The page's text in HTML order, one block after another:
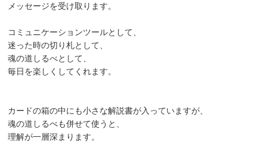
メッセージを受け取ります。
コミュニケーションツールとして、
迷った時の切り札として、
魂の道しるべとして、
毎日を楽しくしてくれます。
カードの箱の中にも小さな解説書が入っていますが、
魂の道しるべも併せて使うと、
理解が一層深まります。